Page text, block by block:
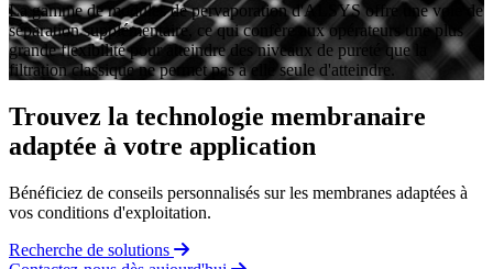
La gamme de modules de pervaporation d'ALSYS offre une voie de
séparation supplémentaire, ce qui confère aux opérateurs une plus
grande flexibilité pour atteindre des niveaux de pureté que la
filtration classique ne permet pas à elle seule d'atteindre.
Trouvez la technologie membranaire
adaptée à votre application
Bénéficiez de conseils personnalisés sur les membranes adaptées à
vos conditions d'exploitation.
Recherche de solutions